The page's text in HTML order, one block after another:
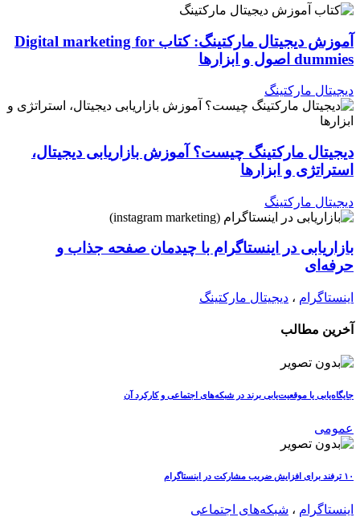
آموزش دیجیتال مارکتینگ: کتاب Digital marketing for
dummies اصول و ابزارها
دیجیتال مارکتینگ
دیجیتال مارکتینگ چیست؟ آموزش بازاریابی دیجیتال،
استراتژی و ابزارها
دیجیتال مارکتینگ
بازاریابی در اینستاگرام با چیدمان صفحه جذاب و
حرفه‌ای
اینستاگرام ، دیجیتال مارکتینگ
آخرین مطالب
جایگاه‌یابی یا موقعیت‌یابی برند در شبکه‌های اجتماعی و کارکرد آن
عمومی
۱۰ ترفند برای افزایش ضریب مشارکت در اینستاگرام
اینستاگرام ، شبکه‌های اجتماعی